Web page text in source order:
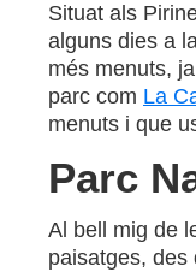
Situat als
alguns dies a
més menuts,
parc com La
menuts i que
Parc
Al bell mig de
paisatges, des